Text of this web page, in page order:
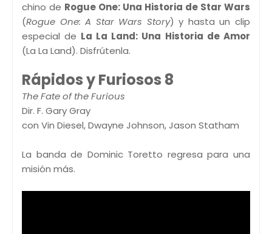
chino de Rogue One: Una Historia de Star Wars
(Rogue One: A Star Wars Story) y hasta un clip
especial de La La Land: Una Historia de Amor
(La La Land). Disfrútenla.
Rápidos y Furiosos 8
The Fate of the Furious
Dir. F. Gary Gray
con Vin Diesel, Dwayne Johnson, Jason Statham
La banda de Dominic Toretto regresa para una
misión más.